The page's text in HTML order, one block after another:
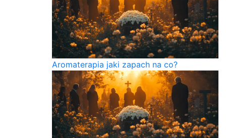
Aromaterapia jaki zapach na co?